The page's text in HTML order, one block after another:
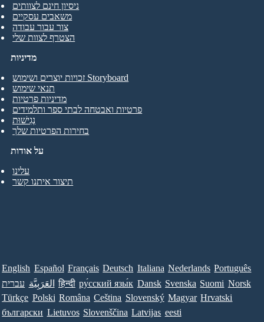
ניסיון חינם לצוותים
משאבים עסקיים
צור עבור עבודה
הצטרף לצוות שלי
על אודות
עלינו
תיצור איתנו קשר
מדיניות
זכויות יוצרים ושימוש Storyboard
תנאי שימוש
מדיניות פרטיות
פרטיות ואבטחה לבתי ספר ותלמידים
נְגִישׁוּת
בחירות הפרטיות שלך
English Español Français Deutsch Italiana Nederlands Português
עברית العَرَبِيَّة हिन्दी ру́сский язы́к Dansk Svenska Suomi Norsk
Türkçe Polski Româna Ceština Slovenský Magyar Hrvatski
български Lietuvos Slovenščina Latvijas eesti